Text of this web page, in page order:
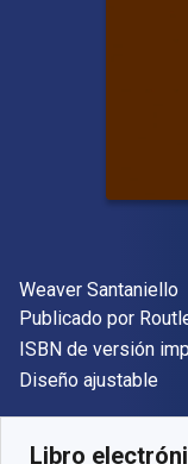
Autor(es)
Weaver Santaniello
Editor
Publicado por
ISBN de versión
Formato
Diseño ajustable
Libro